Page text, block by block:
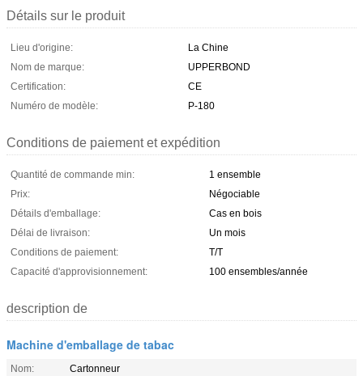
Détails sur le produit
Lieu d'origine:
La Chine
Nom de marque:
UPPERBOND
Certification:
CE
Numéro de modèle:
P-180
Conditions de paiement et expédition
Quantité de commande min:
1 ensemble
Prix:
Négociable
Détails d'emballage:
Cas en bois
Délai de livraison:
Un mois
Conditions de paiement:
T/T
Capacité d'approvisionnement:
100 ensembles/année
description de
Machine d'emballage de tabac
Nom:
Cartonneur